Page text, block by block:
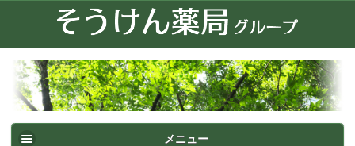
メニュー